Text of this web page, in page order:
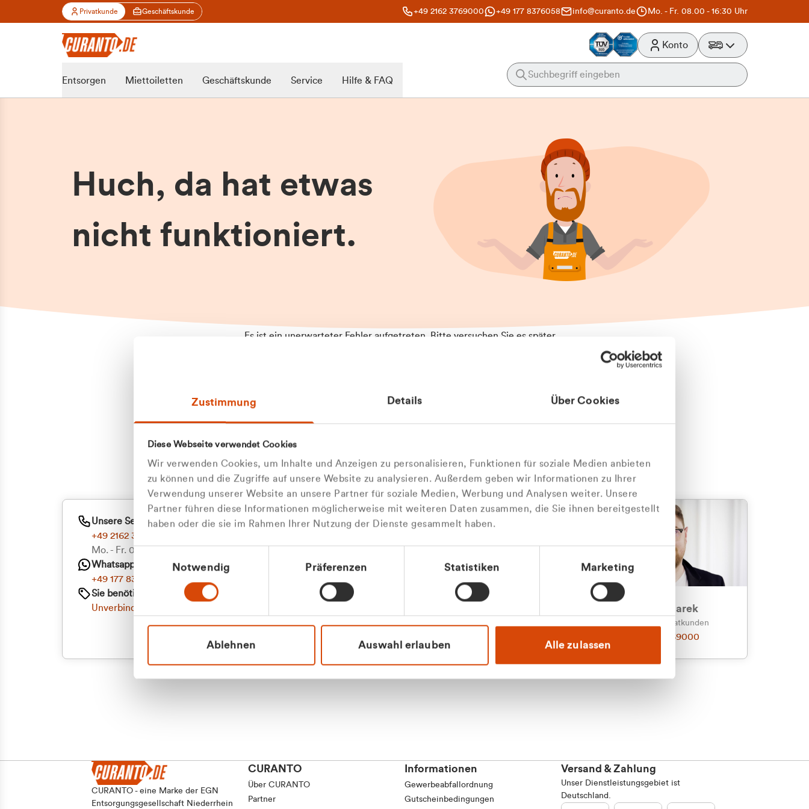
Zustimmung Details Über Cookies
Diese Webseite verwendet Cookies
Wir verwenden Cookies, um Inhalte und Anzeigen zu personalisieren, Funktionen für soziale Medien anbieten
zu können und die Zugriffe auf unsere Website zu analysieren. Außerdem geben wir Informationen zu Ihrer
Verwendung unserer Website an unsere Partner für soziale Medien, Werbung und Analysen weiter. Unsere
Partner führen diese Informationen möglicherweise mit weiteren Daten zusammen, die Sie ihnen bereitgestellt
haben oder die sie im Rahmen Ihrer Nutzung der Dienste gesammelt haben.
Einwilligungsauswahl
Notwendig Präferenzen Statistiken Marketing
Ablehnen Auswahl erlauben Alle zulassen
Privatkunde Geschäftskunde +49 2162 3769000 +49 177 8376058 info@curanto.de Mo. - Fr. 08.00 - 16:30 Uhr
Zu welcher
Kundengruppe
gehören Sie?
Privatkunde (inkl. MwSt.)
Geschäftskunde (exkl. MwSt.)
Konto
Entsorgen Miettoiletten Geschäftskunde Service Hilfe & FAQ
Huch, da hat etwas
nicht funktioniert.
Es ist ein unerwarteter Fehler aufgetreten. Bitte versuchen Sie es später
aufgetretenen Fehler an. Wir entschuldigen uns für eventuelle
Unannehmlichkeiten.
Zum Abfallberater
Oder kontaktieren Sie uns persönlich
Wir sind gerne für Sie da
Unsere Service-Hotline
+49 2162 3769000
Mo. - Fr. 08.00 - 16:30 Uhr
Whatsapp
+49 177 8376058
Sie benötigen ein individuelles Angebot?
Unverbindliche Anfrage stellen
Julian Marek
Vertrieb - Privatkunden
0216 237 69000
CURANTO - eine Marke der EGN
Entsorgungsgesellschaft Niederrhein
CURANTO
Über CURANTO
Partner
Informationen
Gewerbeabfallordnung
Gutscheinbedingungen
Versand & Zahlung
Unser Dienstleistungsgebiet ist
Deutschland.